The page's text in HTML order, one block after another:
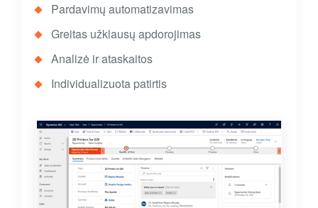
Pardavimų automatizavimas
Greitas užklausų apdorojimas
Analizė ir ataskaitos
Individualizuota patirtis